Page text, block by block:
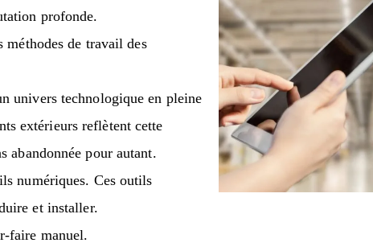
profonde.
de travail des
univers technologique en pleine
extérieurs reflètent cette
abandonnée pour autant.
numériques. Ces outils
et installer.
faire manuel.